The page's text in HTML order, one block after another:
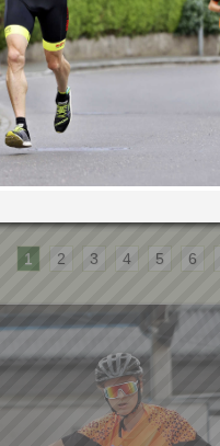
1 2 3 4 5 6